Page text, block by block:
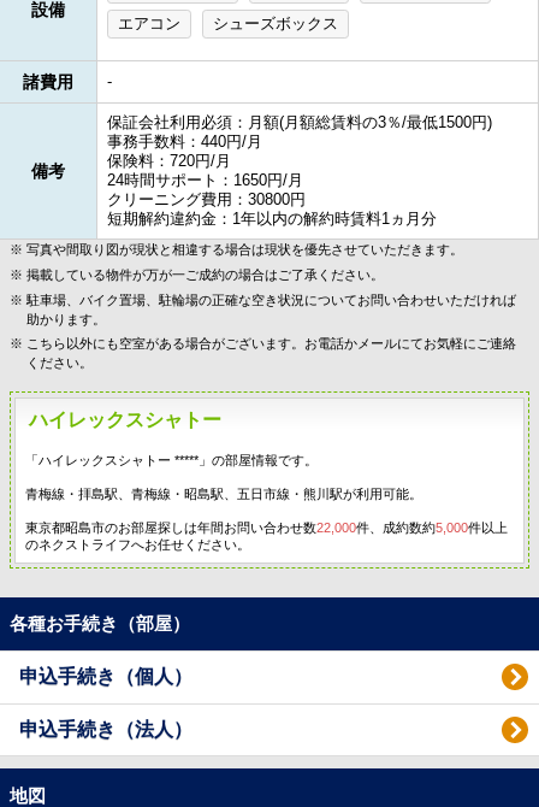
設備
エアコン シューズボックス
諸費用 -
備考
保証会社利用必須：月額(月額総賃料の3％/最低1500円)
事務手数料：440円/月
保険料：720円/月
24時間サポート：1650円/月
クリーニング費用：30800円
短期解約違約金：1年以内の解約時賃料1ヵ月分
写真や間取り図が現状と相違する場合は現状を優先させていただきます。
掲載している物件が万が一ご成約の場合はご了承ください。
駐車場、バイク置場、駐輪場の正確な空き状況についてお問い合わせいただければ
助かります。
こちら以外にも空室がある場合がございます。お電話かメールにてお気軽にご連絡
ください。
ハイレックスシャトー
「ハイレックスシャトー *****」の部屋情報です。
青梅線・拝島駅、青梅線・昭島駅、五日市線・熊川駅が利用可能。
東京都昭島市のお部屋探しは年間お問い合わせ数22,000件、成約数約5,000件以上
のネクストライフへお任せください。
各種お手続き（部屋）
申込手続き（個人）
申込手続き（法人）
地図